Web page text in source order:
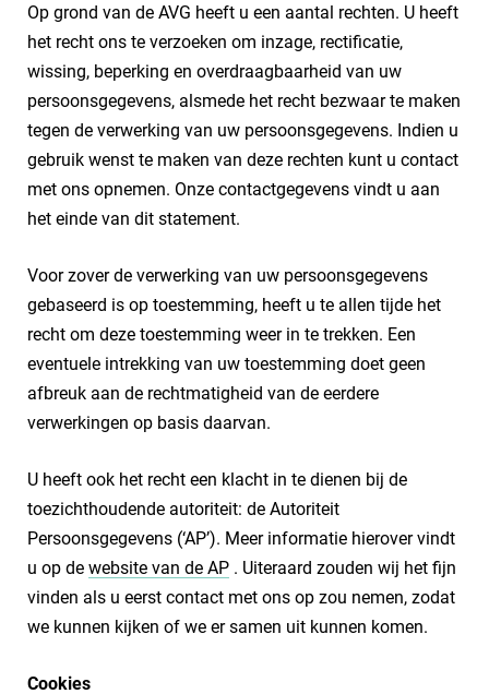
Op grond van de AVG heeft u een aantal rechten. U heeft
het recht ons te verzoeken om inzage, rectificatie,
wissing, beperking en overdraagbaarheid van uw
persoonsgegevens, alsmede het recht bezwaar te maken
tegen de verwerking van uw persoonsgegevens. Indien u
gebruik wenst te maken van deze rechten kunt u contact
met ons opnemen. Onze contactgegevens vindt u aan
het einde van dit statement.
Voor zover de verwerking van uw persoonsgegevens
gebaseerd is op toestemming, heeft u te allen tijde het
recht om deze toestemming weer in te trekken. Een
eventuele intrekking van uw toestemming doet geen
afbreuk aan de rechtmatigheid van de eerdere
verwerkingen op basis daarvan.
U heeft ook het recht een klacht in te dienen bij de
toezichthoudende autoriteit: de Autoriteit
Persoonsgegevens (‘AP’). Meer informatie hierover vindt
u op de website van de AP . Uiteraard zouden wij het fijn
vinden als u eerst contact met ons op zou nemen, zodat
we kunnen kijken of we er samen uit kunnen komen.
Cookies